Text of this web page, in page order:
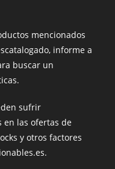
mencionados
informe a
buscar un
sufrir
en las ofertas de
y otros factores